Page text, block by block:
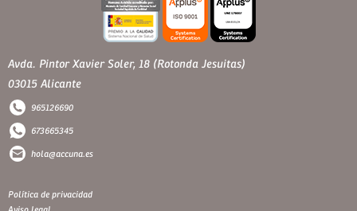
Avda. Pintor Xavier Soler, 18 (Rotonda Jesuitas)
03015 Alicante
965126690
673665345
hola@accuna.es
Política de privacidad